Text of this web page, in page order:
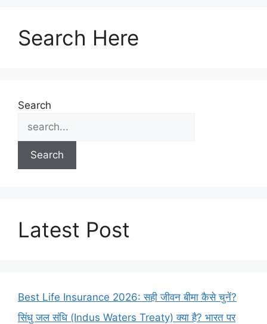
Search Here
Search
Search
Latest Post
Best Life Insurance 2026: सही जीवन बीमा कैसे चुनें?
सिंधु जल संधि (Indus Waters Treaty) क्या है? भारत पर